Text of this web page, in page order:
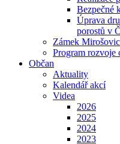
Bezpečné
Úprava
porostů v
Zámek
Program rozvoje
Občan
Aktuality
Kalendář akcí
Videa
2026
2025
2024
2023